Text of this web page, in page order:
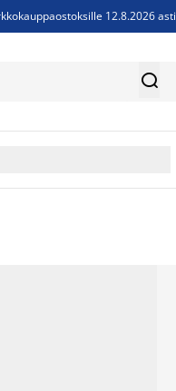
12.8.2026 asti
jopa 60% 